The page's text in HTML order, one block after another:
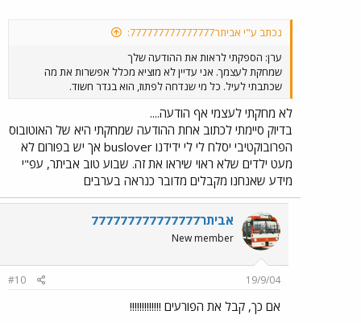
נכתב ע"י אביתר777777777777777:
ערן: הספקתי לראות את ההודעה שלך
שמחקת לעצמך. אני עדיין לא מוציא מכלל אפשרות את מה
שכתבתי לעיל. כל מי שנדחה לפתוז, הוא בגדר חשוד.
לא מחקתי לעצמי אף הודעה....
בדיוק סיימתי לכתוב אחת ההודעה שמחקתי היא של האוטובוס
הפרובוקטיבי יסלח לי לי ידידנו buslover אך יש בפורום לא
מעט ילדים שלא ראוי שיראו את זה. שבוע טוב אביתר, עפ"י
מידע שאנחנו מקבלים מדובר כנראה בערבים
אביתר777777777777777
New member
19/9/04
#10
אם כך, קבל את הפורעים !!!!!!!!!!!!!